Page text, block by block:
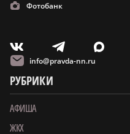
Фотобанк
V T X
info@pravda-nn.ru
РУБРИКИ
АФИША
ЖКХ